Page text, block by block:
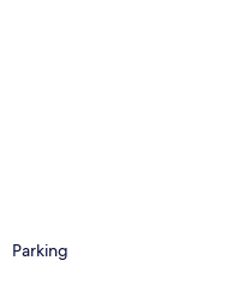
L'hébergement se situe à
publics : Station de
de métro Deutz-
Parking